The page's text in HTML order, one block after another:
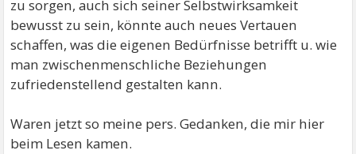
zu sorgen, auch sich seiner Selbstwirksamkeit
bewusst zu sein, könnte auch neues Vertauen
schaffen, was die eigenen Bedürfnisse betrifft u. wie
man zwischenmenschliche Beziehungen
zufriedenstellend gestalten kann.
Waren jetzt so meine pers. Gedanken, die mir hier
beim Lesen kamen.